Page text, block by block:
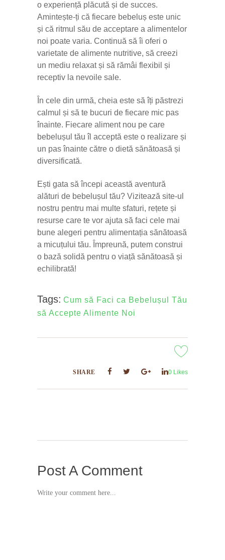
o experiență plăcută și de succes.
Amintește-ți că fiecare bebeluș este unic
și că ritmul său de acceptare a alimentelor
noi poate varia. Continuă să îi oferi o
varietate de alimente nutritive, să creezi
un mediu relaxat și să rămâi flexibil și
receptiv la nevoile sale.
În cele din urmă, cheia este să îți păstrezi
calmul și să te bucuri de fiecare mic pas
înainte. Fiecare aliment nou pe care
bebelușul tău îl acceptă este o realizare și
un pas înainte către o dietă sănătoasă și
diversificată.
Ești gata să începi această aventură
alături de bebelușul tău? Vizitează site-ul
nostru pentru mai multe sfaturi, rețete și
resurse care te vor ajuta să faci cele mai
bune alegeri pentru alimentația sănătoasă
a micuțului tău. Împreună, putem construi
o bază solidă pentru o viață sănătoasă și
echilibrată!
Tags: Cum să Faci ca Bebelușul Tău
să Accepte Alimente Noi
SHARE 0 Likes
Post A Comment